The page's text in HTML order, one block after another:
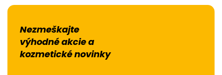
Nezmeškajte
výhodné akcie a
kozmetické novinky